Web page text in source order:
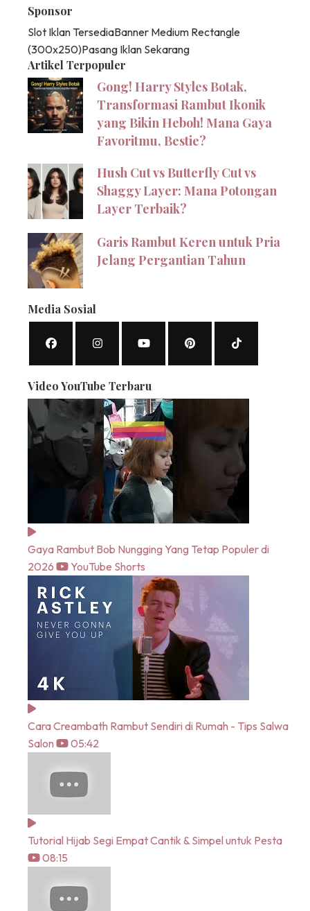
Sponsor
Slot Iklan TersediaBanner Medium Rectangle
(300x250)Pasang Iklan Sekarang
Artikel Terpopuler
Gong! Harry Styles Botak,
Transformasi Rambut Ikonik
yang Bikin Heboh! Mana Gaya
Favoritmu, Bestie?
Hush Cut vs Butterfly Cut vs
Shaggy Layer: Mana Potongan
Layer Terbaik?
Garis Rambut Keren untuk Pria
Jelang Pergantian Tahun
Media Sosial
Video YouTube Terbaru
Gaya Rambut Bob Nungging Yang Tetap Populer di
2026
YouTube Shorts
Cara Creambath Rambut Sendiri di Rumah - Tips Salwa
Salon
05:42
Tutorial Hijab Segi Empat Cantik & Simpel untuk Pesta
08:15